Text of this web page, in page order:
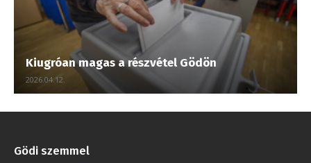
Kiugróan magas a részvétel Gödön
2026.04.12.
Gödi szemmel